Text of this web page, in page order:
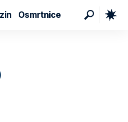
Osmrtnice